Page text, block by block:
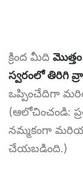
క్రింద మీది మొత్తం
స్వరంలో తిరిగి
ఒప్పించేదిగా
(ఆలోచించండి:
నమ్మకంగా
చేయబడింది.)